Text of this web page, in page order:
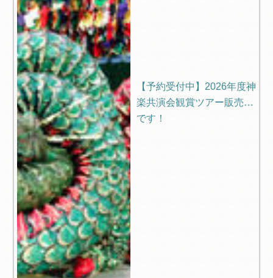
【予約受付中】2026年度神
楽共演会観賞ツアー販売中
です！